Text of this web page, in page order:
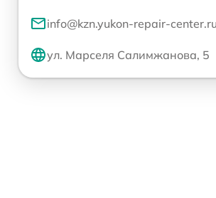
info@kzn.yukon-repair-center.ru
ул. Марселя Салимжанова, 5